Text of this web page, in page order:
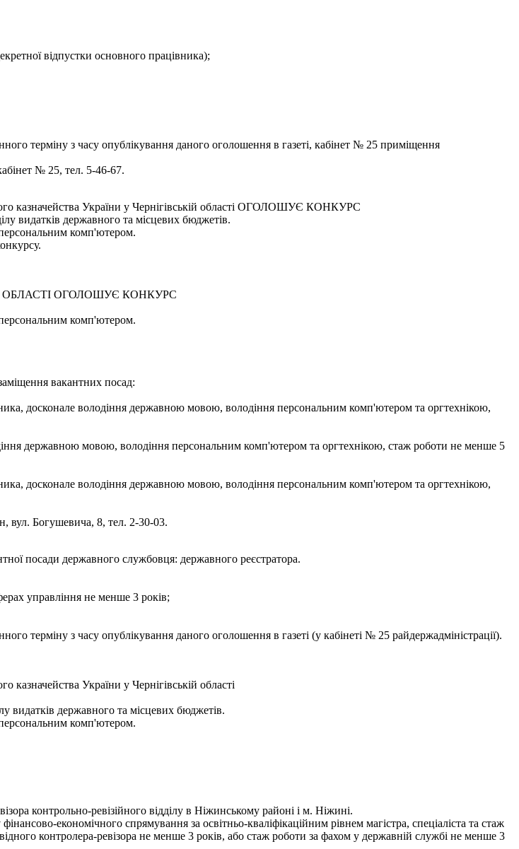
відпустки основного працівника);
терміну з часу опублікування даного оголошення в газеті, кабінет № 25 приміщення
№ 25, тел. 5-46-67.
казначейства України у Чернігівській області ОГОЛОШУЄ КОНКУРС
видатків державного та місцевих бюджетів.
комп'ютером.
ОБЛАСТІ ОГОЛОШУЄ КОНКУРС
комп'ютером.
вакантних посад:
досконале володіння державною мовою, володіння персональним комп'ютером та оргтехнікою,
державною мовою, володіння персональним комп'ютером та оргтехнікою, стаж роботи не менше 5
досконале володіння державною мовою, володіння персональним комп'ютером та оргтехнікою,
вул. Богушевича, 8, тел. 2-30-03.
посади державного службовця: державного реєстратора.
управління не менше 3 років;
терміну з часу опублікування даного оголошення в газеті (у кабінеті № 25 райдержадміністрації).
України у Чернігівській області
видатків державного та місцевих бюджетів.
комп'ютером.
контрольно-ревізійного відділу в Ніжинському районі і м. Ніжині.
економічного спрямування за освітньо-кваліфікаційним рівнем магістра, спеціаліста та стаж
контролера-ревізора не менше 3 років, або стаж роботи за фахом у державній службі не менше 3